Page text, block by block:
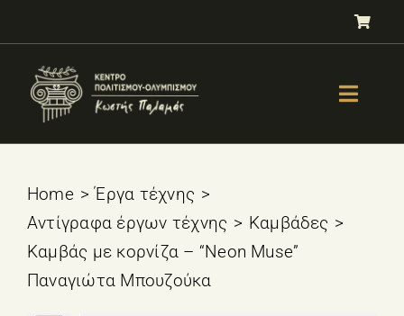
Toggle
ΟΛΥΜΠΙΣΜΟΣ
ΤΕΣΤ ΕΠΙΛΟΓΗΣ ΑΘΛΗΜΑΤΟΣ
ΒΙΒΛΙΑ
Home
Έργα τέχνης
Αντίγραφα έργων τέχνης
Καμβάδες
Καμβάς με κορνίζα – “Neon Muse”
Παναγιώτα Μπουζούκα